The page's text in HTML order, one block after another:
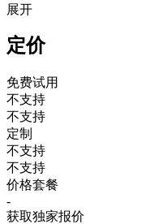
展开
定价
免费试用
不支持
不支持
定制
不支持
不支持
价格套餐
-
获取独家报价